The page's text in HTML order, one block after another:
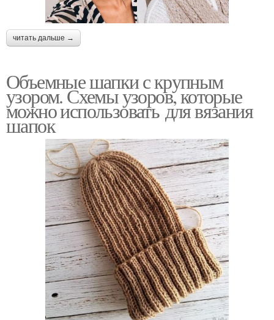
читать дальше →
Объемные шапки с крупным
узором. Схемы узоров, которые
можно использовать для вязания
шапок